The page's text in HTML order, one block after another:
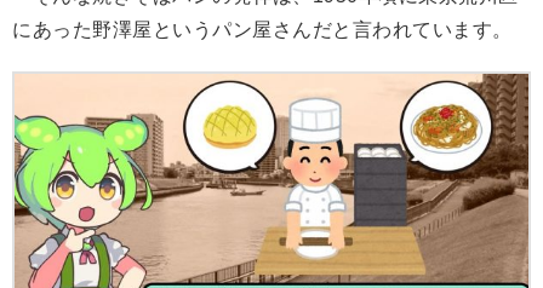
にあった野澤屋というパン屋さんだと言われています。